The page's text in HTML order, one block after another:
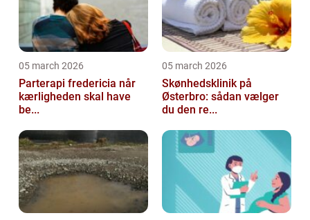
05 march 2026
Parterapi fredericia når
kærligheden skal have
be...
05 march 2026
Skønhedsklinik på
Østerbro: sådan vælger
du den re...